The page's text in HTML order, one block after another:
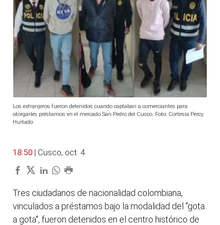
Los extranjeros fueron detenidos cuando captaban a comerciantes para
otorgarles préstamos en el mercado San Pedro del Cusco. Foto: Cortesía Percy
Hurtado
18:50 | Cusco, oct. 4.
Tres ciudadanos de nacionalidad colombiana,
vinculados a préstamos bajo la modalidad del "gota
a gota", fueron detenidos en el centro histórico de